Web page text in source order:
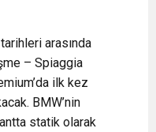
arasında
– Spiaggia
ilk kez
BMW’nin
statik olarak